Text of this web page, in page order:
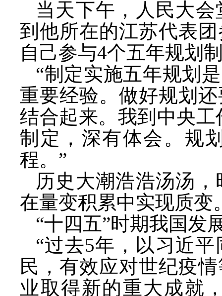
当天下午，人民大
到他所在的江苏代表
自己参与4个五年规划
“制定实施五年规划
重要经验。做好规划
结合起来。我到中央工
制定，深有体会。规
程。”
历史大潮浩浩汤汤
在量变积累中实现质变
“十四五”时期我国发
“过去5年，以习近
民，有效应对世纪疫
业取得新的重大成就